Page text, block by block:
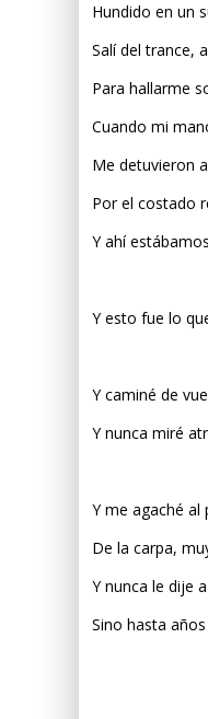
Hundido en un
Salí del trance,
Para hallarme
Cuando mi
Me detuvieron
Por el costado
Y ahí estábamos
el niño y
Y esto fue lo
Y caminé de
Y nunca miré
Y me agaché al
De la carpa,
Y nunca le dije
Sino hasta